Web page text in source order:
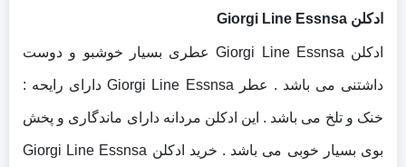
ادکلن Giorgi Line Essnsa
ادکلن Giorgi Line Essnsa عطری بسیار خوشبو و دوست
داشتنی می باشد . عطر Giorgi Line Essnsa دارای رایحه :
خنک و تلخ می باشد . این ادکلن مردانه دارای ماندگاری و پخش
بوی بسیار خوبی می باشد . خرید ادکلن Giorgi Line Essnsa